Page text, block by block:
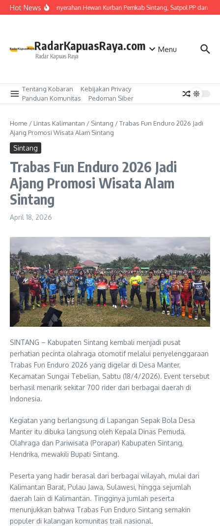
Lewati ke konten
Hot NewsKawal Penyerahan Hewan Kurban Pemkab Sintang, Satpol PP dan
RadarKapuasRaya.com
Radar Kapuas Raya
Menu
Tentang Kobaran
Kebijakan Privacy
Panduan Komunitas
Pedoman Siber
Home / Lintas Kalimantan / Sintang /Trabas Fun Enduro 2026 Jadi
Ajang Promosi Wisata Alam Sintang
Sintang
Trabas Fun Enduro 2026 Jadi
Ajang Promosi Wisata Alam
Sintang
April 18, 2026
SINTANG – Kabupaten Sintang kembali menjadi pusat
perhatian pecinta olahraga otomotif melalui penyelenggaraan
Trabas Fun Enduro 2026 yang digelar di Desa Manter,
Kecamatan Sungai Tebelian, Sabtu (18/4/2026). Event tersebut
berhasil menarik sekitar 700 rider dari berbagai daerah di
Indonesia.
Kegiatan yang berlangsung di Lapangan Sepak Bola Desa
Manter itu dibuka langsung oleh Kepala Dinas Pemuda,
Olahraga dan Pariwisata (Porapar) Kabupaten Sintang,
Hendrika, mewakili Bupati Sintang.
Peserta yang hadir berasal dari berbagai wilayah, mulai dari
Kalimantan Barat, Pulau Jawa, Sulawesi, hingga sejumlah
daerah lain di Kalimantan. Tingginya jumlah peserta
menunjukkan bahwa Trabas Fun Enduro Sintang semakin
populer di kalangan komunitas trail nasional.